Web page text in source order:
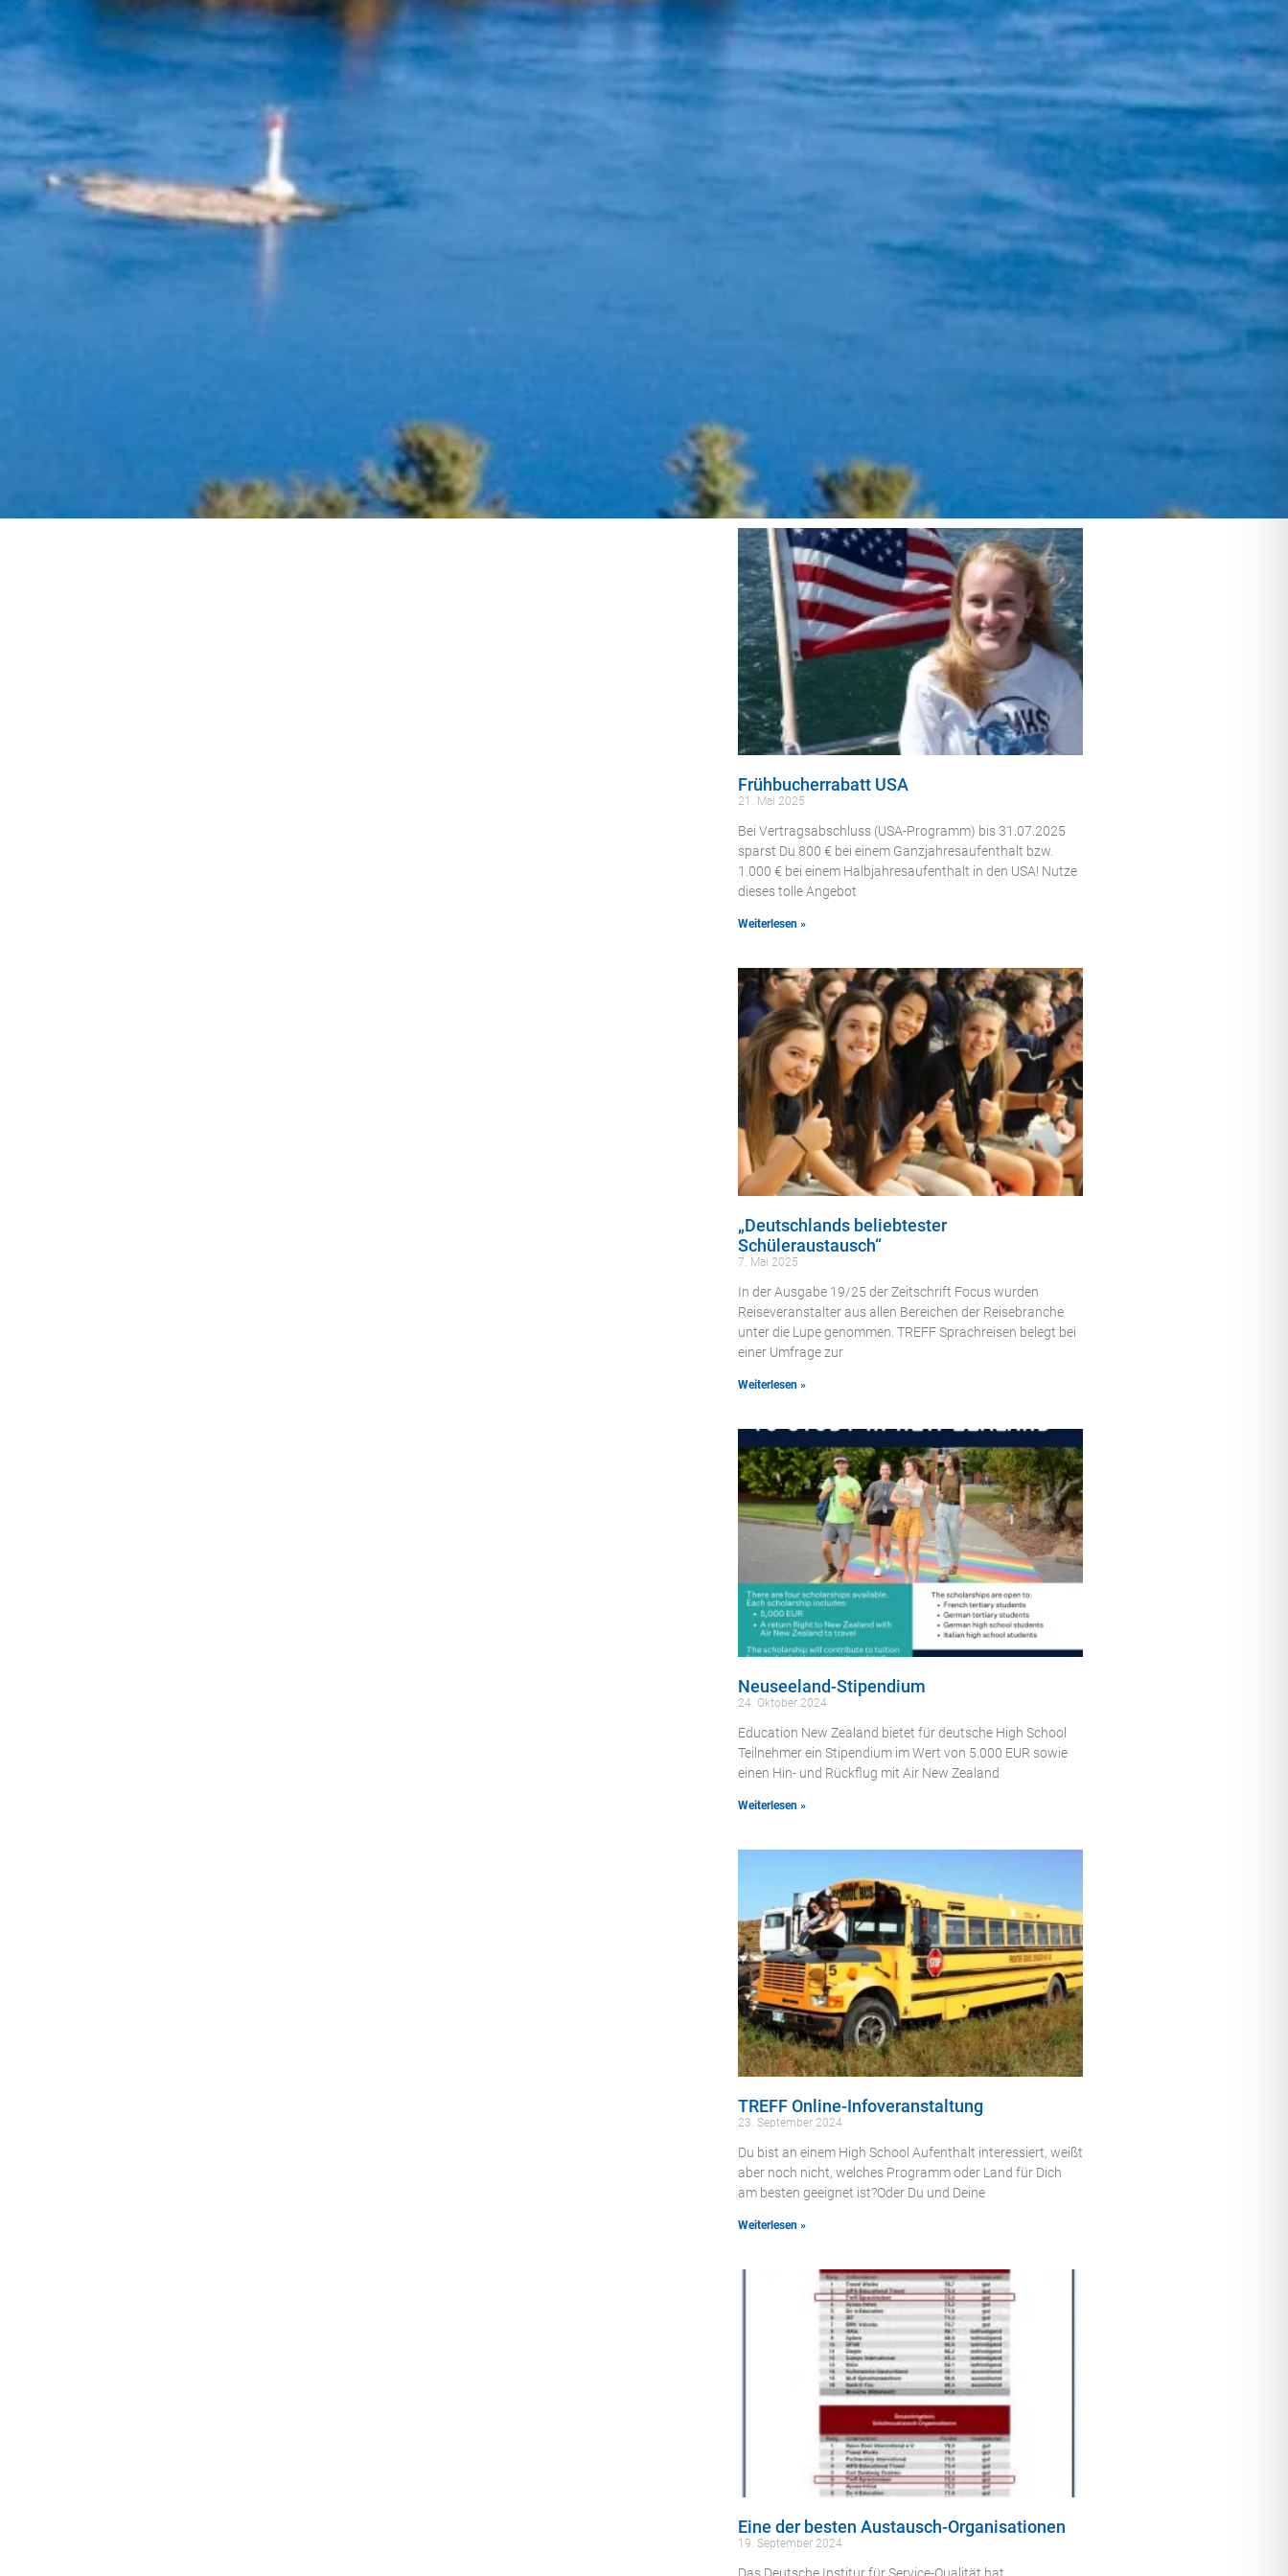
Frühbucherrabatt USA
21. Mai 2025
Bei Vertragsabschluss (USA-Programm) bis 31.07.2025
sparst Du 800 € bei einem Ganzjahresaufenthalt bzw.
1.000 € bei einem Halbjahresaufenthalt in den USA! Nutze
dieses tolle Angebot
Weiterlesen »
„Deutschlands beliebtester
Schüleraustausch“
7. Mai 2025
In der Ausgabe 19/25 der Zeitschrift Focus wurden
Reiseveranstalter aus allen Bereichen der Reisebranche
unter die Lupe genommen. TREFF Sprachreisen belegt bei
einer Umfrage zur
Weiterlesen »
Neuseeland-Stipendium
24. Oktober 2024
Education New Zealand bietet für deutsche High School
Teilnehmer ein Stipendium im Wert von 5.000 EUR sowie
einen Hin- und Rückflug mit Air New Zealand
Weiterlesen »
TREFF Online-Infoveranstaltung
23. September 2024
Du bist an einem High School Aufenthalt interessiert, weißt
aber noch nicht, welches Programm oder Land für Dich
am besten geeignet ist?Oder Du und Deine
Weiterlesen »
Eine der besten Austausch-Organisationen
19. September 2024
Das Deutsche Institur für Service-Qualität hat